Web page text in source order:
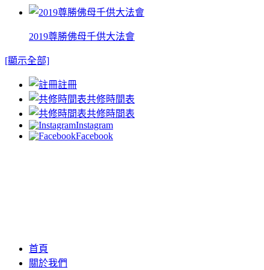
2019尊勝佛母千供大法會
[顯示全部]
註冊
共修時間表
共修時間表
Instagram
Facebook
首頁
關於我們